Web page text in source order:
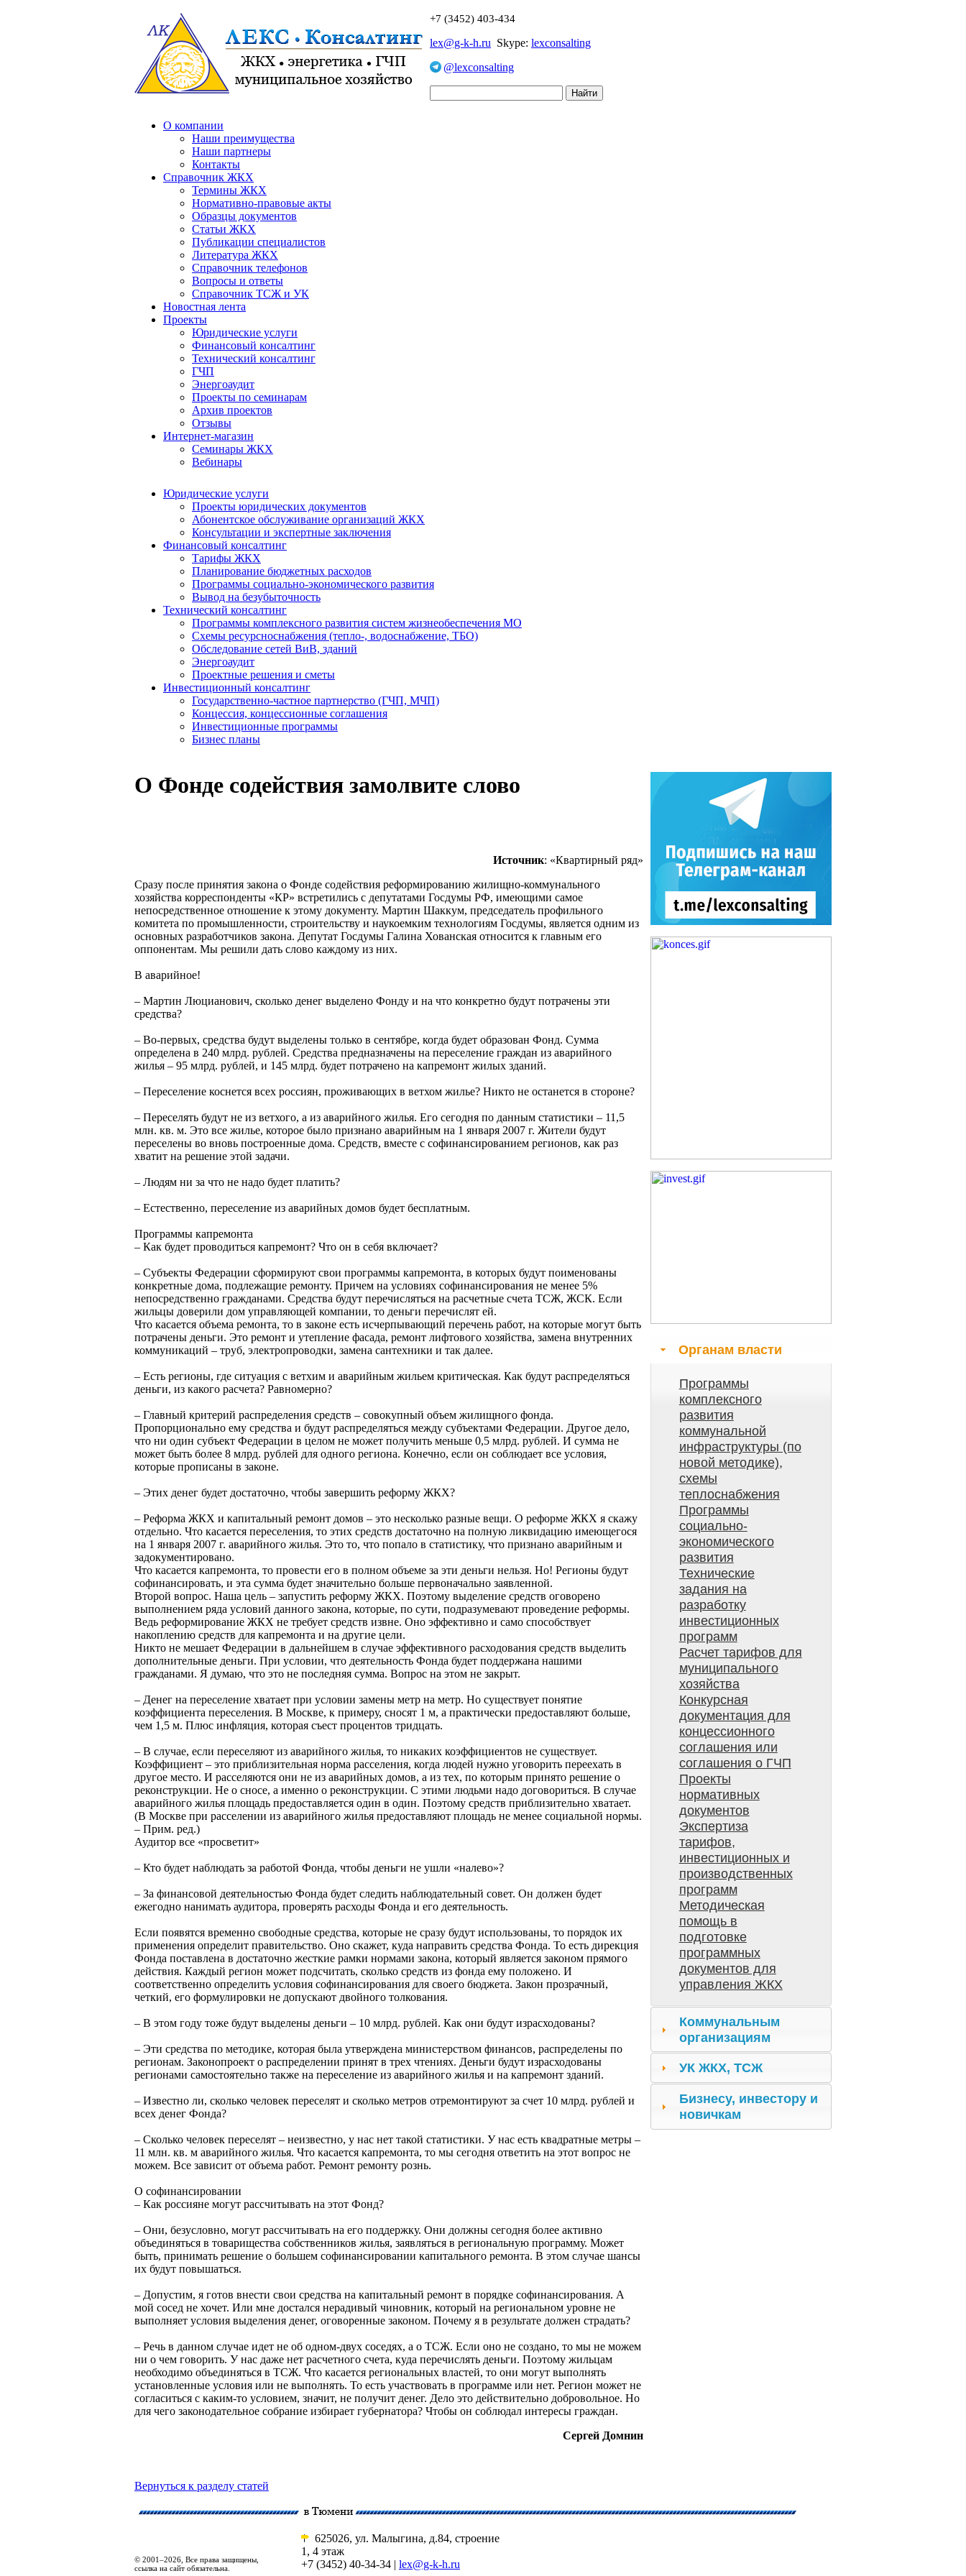
+7 (3452) 403-434
lex@g-k-h.ru Skype: lexconsalting
@lexconsalting
О компании
Наши преимущества
Наши партнеры
Контакты
Справочник ЖКХ
Термины ЖКХ
Нормативно-правовые акты
Образцы документов
Статьи ЖКХ
Публикации специалистов
Литература ЖКХ
Справочник телефонов
Вопросы и ответы
Справочник ТСЖ и УК
Новостная лента
Проекты
Юридические услуги
Финансовый консалтинг
Технический консалтинг
ГЧП
Энергоаудит
Проекты по семинарам
Архив проектов
Отзывы
Интернет-магазин
Семинары ЖКХ
Вебинары
Юридические услуги
Проекты юридических документов
Абонентское обслуживание организаций ЖКХ
Консультации и экспертные заключения
Финансовый консалтинг
Тарифы ЖКХ
Планирование бюджетных расходов
Программы социально-экономического развития
Вывод на безубыточность
Технический консалтинг
Программы комплексного развития систем жизнеобеспечения МО
Схемы ресурсноснабжения (тепло-, водоснабжение, ТБО)
Обследование сетей ВиВ, зданий
Энергоаудит
Проектные решения и сметы
Инвестиционный консалтинг
Государственно-частное партнерство (ГЧП, МЧП)
Концессия, концессионные соглашения
Инвестиционные программы
Бизнес планы
О Фонде содействия замолвите слово
Источник: «Квартирный ряд»
Сразу после принятия закона о Фонде содействия реформированию жилищно-коммунального
хозяйства корреспонденты «КР» встретились с депутатами Госдумы РФ, имеющими самое
непосредственное отношение к этому документу. Мартин Шаккум, председатель профильного
комитета по промышленности, строительству и наукоемким технологиям Госдумы, является одним из
основных разработчиков закона. Депутат Госдумы Галина Хованская относится к главным его
оппонентам. Мы решили дать слово каждому из них.
В аварийное!
– Мартин Люцианович, сколько денег выделено Фонду и на что конкретно будут потрачены эти
средства?
– Во-первых, средства будут выделены только в сентябре, когда будет образован Фонд. Сумма
определена в 240 млрд. рублей. Средства предназначены на переселение граждан из аварийного
жилья – 95 млрд. рублей, и 145 млрд. будет потрачено на капремонт жилых зданий.
– Переселение коснется всех россиян, проживающих в ветхом жилье? Никто не останется в стороне?
– Переселять будут не из ветхого, а из аварийного жилья. Его сегодня по данным статистики – 11,5
млн. кв. м. Это все жилье, которое было признано аварийным на 1 января 2007 г. Жители будут
переселены во вновь построенные дома. Средств, вместе с софинансированием регионов, как раз
хватит на решение этой задачи.
– Людям ни за что не надо будет платить?
– Естественно, переселение из аварийных домов будет бесплатным.
Программы капремонта
– Как будет проводиться капремонт? Что он в себя включает?
– Субъекты Федерации сформируют свои программы капремонта, в которых будут поименованы
конкретные дома, подлежащие ремонту. Причем на условиях софинансирования не менее 5%
непосредственно гражданами. Средства будут перечисляться на расчетные счета ТСЖ, ЖСК. Если
жильцы доверили дом управляющей компании, то деньги перечислят ей.
Что касается объема ремонта, то в законе есть исчерпывающий перечень работ, на которые могут быть
потрачены деньги. Это ремонт и утепление фасада, ремонт лифтового хозяйства, замена внутренних
коммуникаций – труб, электропроводки, замена сантехники и так далее.
– Есть регионы, где ситуация с ветхим и аварийным жильем критическая. Как будут распределяться
деньги, из какого расчета? Равномерно?
– Главный критерий распределения средств – совокупный объем жилищного фонда.
Пропорционально ему средства и будут распределяться между субъектами Федерации. Другое дело,
что ни один субъект Федерации в целом не может получить меньше 0,5 млрд. рублей. И сумма не
может быть более 8 млрд. рублей для одного региона. Конечно, если он соблюдает все условия,
которые прописаны в законе.
– Этих денег будет достаточно, чтобы завершить реформу ЖКХ?
– Реформа ЖКХ и капитальный ремонт домов – это несколько разные вещи. О реформе ЖКХ я скажу
отдельно. Что касается переселения, то этих средств достаточно на полную ликвидацию имеющегося
на 1 января 2007 г. аварийного жилья. Это то, что попало в статистику, что признано аварийным и
задокументировано.
Что касается капремонта, то провести его в полном объеме за эти деньги нельзя. Но! Регионы будут
софинансировать, и эта сумма будет значительно больше первоначально заявленной.
Второй вопрос. Наша цель – запустить реформу ЖКХ. Поэтому выделение средств оговорено
выполнением ряда условий данного закона, которые, по сути, подразумевают проведение реформы.
Ведь реформирование ЖКХ не требует средств извне. Оно эффективно и само способствует
накоплению средств для капремонта и на другие цели.
Никто не мешает Федерации в дальнейшем в случае эффективного расходования средств выделить
дополнительные деньги. При условии, что деятельность Фонда будет поддержана нашими
гражданами. Я думаю, что это не последняя сумма. Вопрос на этом не закрыт.
– Денег на переселение хватает при условии замены метр на метр. Но существует понятие
коэффициента переселения. В Москве, к примеру, сносят 1 м, а практически предоставляют больше,
чем 1,5 м. Плюс инфляция, которая съест процентов тридцать.
– В случае, если переселяют из аварийного жилья, то никаких коэффициентов не существует.
Коэффициент – это приблизительная норма расселения, когда людей нужно уговорить переехать в
другое место. И расселяются они не из аварийных домов, а из тех, по которым принято решение о
реконструкции. Не о сносе, а именно о реконструкции. С этими людьми надо договориться. В случае
аварийного жилья площадь предоставляется один в один. Поэтому средств приблизительно хватает.
(В Москве при расселении из аварийного жилья предоставляют площадь не менее социальной нормы.
– Прим. ред.)
Аудитор все «просветит»
– Кто будет наблюдать за работой Фонда, чтобы деньги не ушли «налево»?
– За финансовой деятельностью Фонда будет следить наблюдательный совет. Он должен будет
ежегодно нанимать аудитора, проверять расходы Фонда и его деятельность.
Если появятся временно свободные средства, которые не сразу будут использованы, то порядок их
применения определит правительство. Оно скажет, куда направить средства Фонда. То есть дирекция
Фонда поставлена в достаточно жесткие рамки нормами закона, который является законом прямого
действия. Каждый регион может подсчитать, сколько средств из фонда ему положено. И
соответственно определить условия софинансирования для своего бюджета. Закон прозрачный,
четкий, его формулировки не допускают двойного толкования.
– В этом году тоже будут выделены деньги – 10 млрд. рублей. Как они будут израсходованы?
– Эти средства по методике, которая была утверждена министерством финансов, распределены по
регионам. Законопроект о распределении принят в трех чтениях. Деньги будут израсходованы
регионами самостоятельно также на переселение из аварийного жилья и на капремонт зданий.
– Известно ли, сколько человек переселят и сколько метров отремонтируют за счет 10 млрд. рублей и
всех денег Фонда?
– Сколько человек переселят – неизвестно, у нас нет такой статистики. У нас есть квадратные метры –
11 млн. кв. м аварийного жилья. Что касается капремонта, то мы сегодня ответить на этот вопрос не
можем. Все зависит от объема работ. Ремонт ремонту рознь.
О софинансировании
– Как россияне могут рассчитывать на этот Фонд?
– Они, безусловно, могут рассчитывать на его поддержку. Они должны сегодня более активно
объединяться в товарищества собственников жилья, заявляться в региональную программу. Может
быть, принимать решение о большем софинансировании капитального ремонта. В этом случае шансы
их будут повышаться.
– Допустим, я готов внести свои средства на капитальный ремонт в порядке софинансирования. А
мой сосед не хочет. Или мне достался нерадивый чиновник, который на региональном уровне не
выполняет условия выделения денег, оговоренные законом. Почему я в результате должен страдать?
– Речь в данном случае идет не об одном-двух соседях, а о ТСЖ. Если оно не создано, то мы не можем
ни о чем говорить. У нас даже нет расчетного счета, куда перечислять деньги. Поэтому жильцам
необходимо объединяться в ТСЖ. Что касается региональных властей, то они могут выполнять
установленные условия или не выполнять. То есть участвовать в программе или нет. Регион может не
согласиться с каким-то условием, значит, не получит денег. Дело это действительно добровольное. Но
для чего законодательное собрание избирает губернатора? Чтобы он соблюдал интересы граждан.
Сергей Домнин
Вернуться к разделу статей
Органам власти
Программы
комплексного
развития
коммунальной
инфраструктуры (по
новой методике),
схемы
теплоснабжения
Программы
социально-
экономического
развития
Технические
задания на
разработку
инвестиционных
программ
Расчет тарифов для
муниципального
хозяйства
Конкурсная
документация для
концессионного
соглашения или
соглашения о ГЧП
Проекты
нормативных
документов
Экспертиза
тарифов,
инвестиционных и
производственных
программ
Методическая
помощь в
подготовке
программных
документов для
управления ЖКХ
Коммунальным
организациям
УК ЖКХ, ТСЖ
Бизнесу, инвестору и
новичкам
© 2001–2026, Все права защищены,
ссылка на сайт обязательна.
625026, ул. Малыгина, д.84, строение
1, 4 этаж
+7 (3452) 40-34-34 | lex@g-k-h.ru